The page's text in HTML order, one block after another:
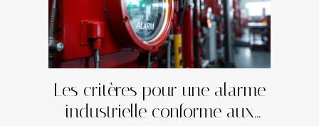
Les critères pour une alarme
industrielle conforme aux